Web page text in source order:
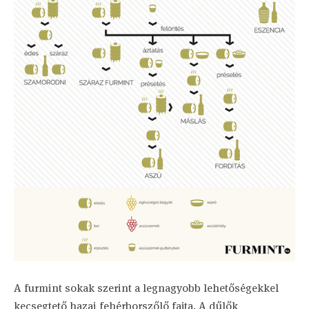
A furmint sokak szerint a legnagyobb lehetőségekkel
kecsegtető hazai fehérborszőlő fajta. A dűlők